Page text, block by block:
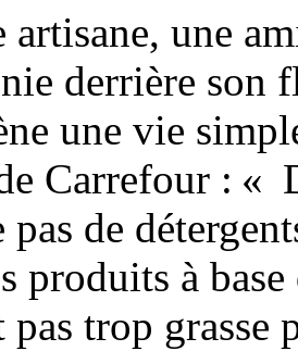
artisane, une
derrière
une vie
Carrefour : «
pas de
produits à
pas trop grasse